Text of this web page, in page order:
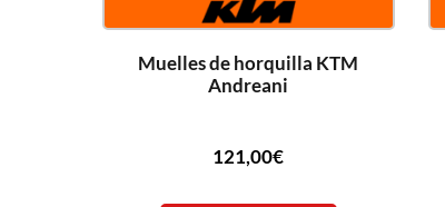
Muelles de horquilla KTM
Andreani
121,00€